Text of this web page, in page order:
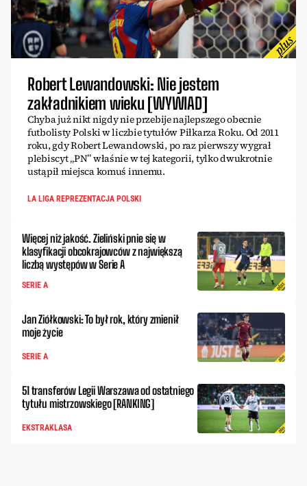
Robert Lewandowski: Nie jestem
zakładnikiem wieku [WYWIAD]
Chyba już nikt nigdy nie przebije najlepszego obecnie
futbolisty Polski w liczbie tytułów Piłkarza Roku. Od 2011
roku, gdy Robert Lewandowski, po raz pierwszy wygrał
plebiscyt „PN” właśnie w tej kategorii, tylko dwukrotnie
ustąpił miejsca komuś innemu.
LA LIGA REPREZENTACJA POLSKI
Więcej niż jakość. Zieliński pnie się w
klasyfikacji obcokrajowców z największą
liczbą występów w Serie A
SERIE A
Jan Ziółkowski: To był rok, który zmienił
moje życie
SERIE A
51 transferów Legii Warszawa od ostatniego
tytułu mistrzowskiego [RANKING]
EKSTRAKLASA